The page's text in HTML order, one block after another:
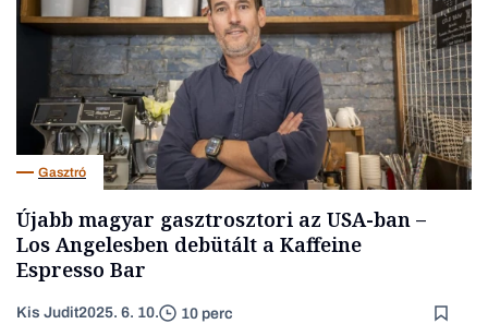
Gasztró
Újabb magyar gasztrosztori az USA-ban –
Los Angelesben debütált a Kaffeine
Espresso Bar
Kis Judit2025. 6. 10. 10 perc